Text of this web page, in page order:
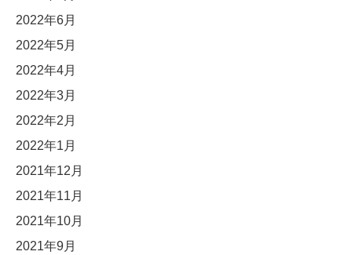
2022年6月
2022年5月
2022年4月
2022年3月
2022年2月
2022年1月
2021年12月
2021年11月
2021年10月
2021年9月